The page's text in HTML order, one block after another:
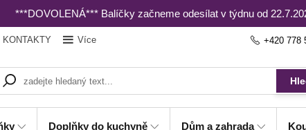
***DOVOLENÁ*** Balíčky začneme odesílat v týdnu od
KONTAKTY Více +420 778
Doplňky do kuchyně Dům a zahrada